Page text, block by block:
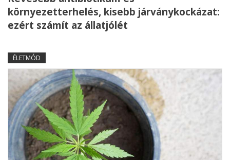
környezetterhelés, kisebb járványkockázat:
ezért számít az állatjólét
ÉLETMÓD